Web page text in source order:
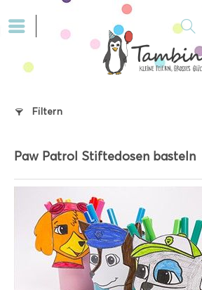
Filtern
Paw Patrol Stiftedosen basteln